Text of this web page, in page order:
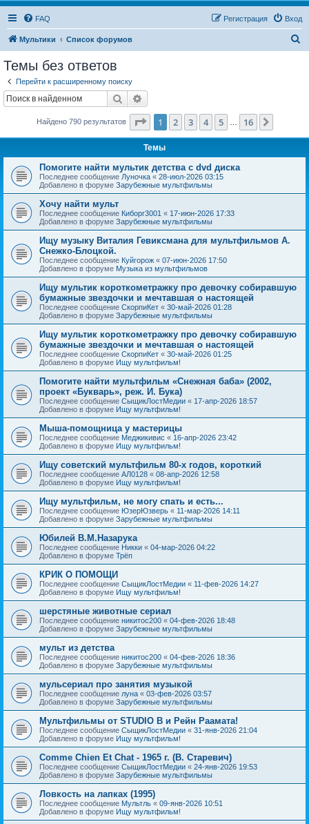
FAQ Вход
Регистрация
Мультики Список форумов
Темы без ответов
Перейти к расширенному поиску
Поиск
Найдено 790 результатов Страница из 16
1 2 3 4 5 16
Темы
Помогите найти мультик детства с dvd диска
Последнее сообщение Луночка « 28-июл-2026 03:15
Добавлено в форуме Зарубежные мультфильмы
Хочу найти мульт
Последнее сообщение Киборг3001 « 17-июн-2026 17:33
Добавлено в форуме Зарубежные мультфильмы
Ищу музыку Виталия Гевиксмана для мультфильмов А.
Снежко-Блоцкой.
Последнее сообщение Куйгорож « 07-июн-2026 17:50
Добавлено в форуме Музыка из мультфильмов
Ищу мультик короткометражку про девочку собиравшую
бумажные звездочки и мечтавшая о настоящей
Последнее сообщение СкорпиКет « 30-май-2026 01:28
Добавлено в форуме Зарубежные мультфильмы
Ищу мультик короткометражку про девочку собиравшую
бумажные звездочки и мечтавшая о настоящей
Последнее сообщение СкорпиКет « 30-май-2026 01:25
Добавлено в форуме Ищу мультфильм!
Помогите найти мультфильм «Снежная баба» (2002,
проект «Букварь», реж. И. Бука)
Последнее сообщение СыщикЛостМедии « 17-апр-2026 18:57
Добавлено в форуме Ищу мультфильм!
Мыша-помощница у мастерицы
Последнее сообщение Меджикивис « 16-апр-2026 23:42
Добавлено в форуме Ищу мультфильм!
Ищу советский мультфильм 80-х годов, короткий
Последнее сообщение АЛ0128 « 08-апр-2026 12:58
Добавлено в форуме Ищу мультфильм!
Ищу мультфильм, не могу спать и есть...
Последнее сообщение ЮзерЮзверь « 11-мар-2026 14:11
Добавлено в форуме Зарубежные мультфильмы
Юбилей В.М.Назарука
Последнее сообщение Никки « 04-мар-2026 04:22
Добавлено в форуме Трёп
КРИК О ПОМОЩИ
Последнее сообщение СыщикЛостМедии « 11-фев-2026 14:27
Добавлено в форуме Ищу мультфильм!
шерстяные животные сериал
Последнее сообщение никитос200 « 04-фев-2026 18:48
Добавлено в форуме Зарубежные мультфильмы
мульт из детства
Последнее сообщение никитос200 « 04-фев-2026 18:36
Добавлено в форуме Зарубежные мультфильмы
мульсериал про занятия музыкой
Последнее сообщение луна « 03-фев-2026 03:57
Добавлено в форуме Зарубежные мультфильмы
Мультфильмы от STUDIO B и Рейн Раамата!
Последнее сообщение СыщикЛостМедии « 31-янв-2026 21:04
Добавлено в форуме Ищу мультфильм!
Comme Chien Et Chat - 1965 г. (В. Старевич)
Последнее сообщение СыщикЛостМедии « 24-янв-2026 19:53
Добавлено в форуме Зарубежные мультфильмы
Ловкость на лапках (1995)
Последнее сообщение Мультль « 09-янв-2026 10:51
Добавлено в форуме Ищу мультфильм!